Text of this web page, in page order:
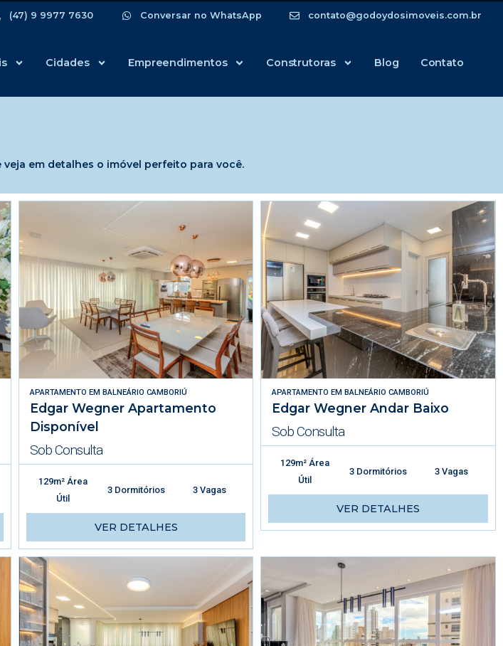
(47) 9 9977 7630 Conversar no WhatsApp contato@godoydosimoveis.com.br
Cidades Empreendimentos Construtoras Blog Contato
em detalhes o imóvel perfeito para você.
APARTAMENTO EMBALNEÁRIO CAMBORIÚ
Edgar Wegner Apartamento
Disponível
Sob Consulta
129m² Área
Útil
3 Dormitórios 3 Vagas
VER DETALHES
APARTAMENTO EMBALNEÁRIO CAMBORIÚ
Edgar Wegner Andar Baixo
Sob Consulta
129m² Área
Útil
3 Dormitórios 3 Vagas
VER DETALHES